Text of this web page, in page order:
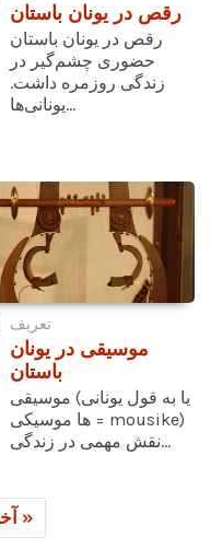
رقص در یونان باستان
رقص در یونان باستان
حضوری چشم‌گیر در
زندگی روزمره داشت.
یونانی‌ها...
تعریف
موسیقی در یونان
باستان
موسیقی (یا به قول یونانی
ها موسیکی = mousike)
نقش مهمی در زندگی...
آخری »